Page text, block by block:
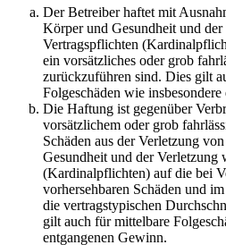
Der Betreiber haftet mit
Körper und Gesundheit und
Vertragspflichten
ein vorsätzliches oder grob
zurückzuführen sind. Dies gilt
Folgeschäden wie
Die Haftung ist gegenüber
vorsätzlichem oder grob
Schäden aus der Verletzung
Gesundheit und der Verletzung
(Kardinalpflichten) auf die bei
vorhersehbaren Schäden und
die vertragstypischen
gilt auch für mittelbare
entgangenen Gewinn.